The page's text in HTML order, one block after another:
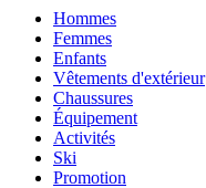
Hommes
Femmes
Enfants
Vêtements d'extérieur
Chaussures
Équipement
Activités
Ski
Promotion